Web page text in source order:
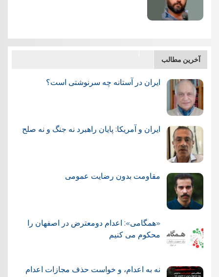
آخرین مطالب
ایران در آستانه چه سرنوشتی است؟
ایران و آمریکا: پایان راهبرد نه جنگ و نه صلح
مقاومت بدون رضایت عمومی
«همگامی»: اعدام دومعترض در اصفهان را
محکوم می کنیم
نه به اعدام، و خواست حذف مجازات اعدام